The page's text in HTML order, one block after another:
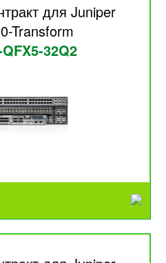
для Juniper
Transform
32Q2